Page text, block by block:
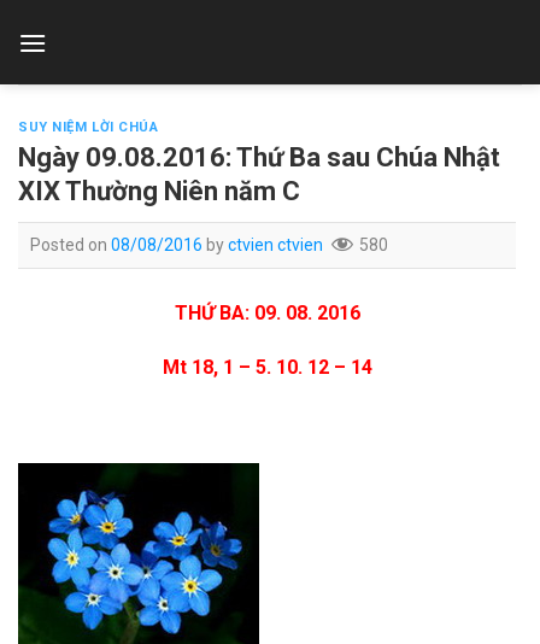
SUY NIỆM LỜI CHÚA
Ngày 09.08.2016: Thứ Ba sau Chúa Nhật
XIX Thường Niên năm C
Posted on 08/08/2016 byctvien ctvien 580
THỨ BA: 09. 08. 2016
Mt 18, 1 – 5. 10. 12 – 14